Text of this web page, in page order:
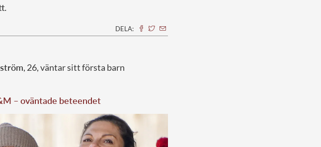
DELA:
, 26, väntar sitt första barn
– oväntade beteendet